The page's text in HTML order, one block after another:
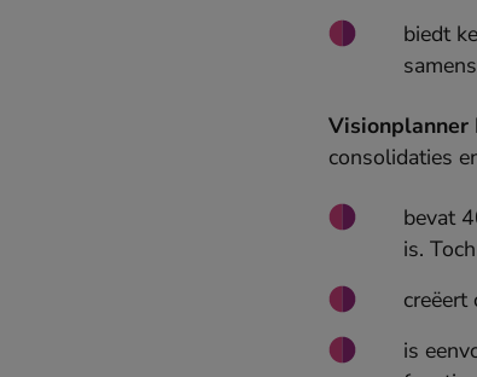
biedt
Visionplanner
consolidaties
bevat
is.
creëert
is